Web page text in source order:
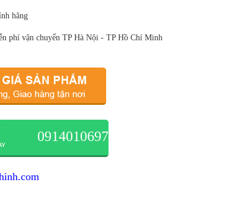
hãng
phí vận chuyển TP Hà Nội - TP Hồ Chí Minh
0914010697